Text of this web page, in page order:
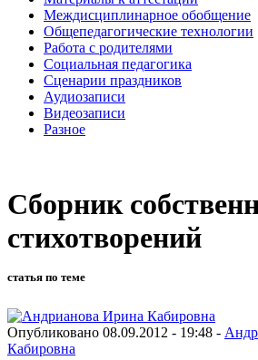
Междисциплинарное обобщение
Общепедагогические технологии
Работа с родителями
Социальная педагогика
Сценарии праздников
Аудиозаписи
Видеозаписи
Разное
Сборник
стихотворений
статья по теме
Опубликовано 08.09.2012 - 19:48 -
Кабировна